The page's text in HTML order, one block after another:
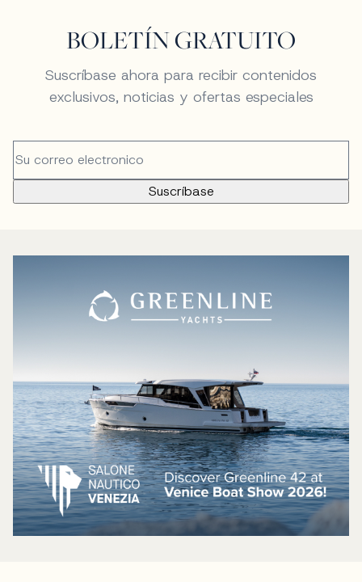
BOLETÍN GRATUITO
Suscríbase ahora para recibir contenidos
exclusivos, noticias y ofertas especiales